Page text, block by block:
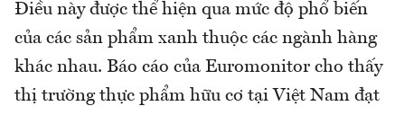
Điều này được thể hiện qua mức độ phổ biến
của các sản phẩm xanh thuộc các ngành hàng
khác nhau. Báo cáo của Euromonitor cho thấy
thị trường thực phẩm hữu cơ tại Việt Nam đạt